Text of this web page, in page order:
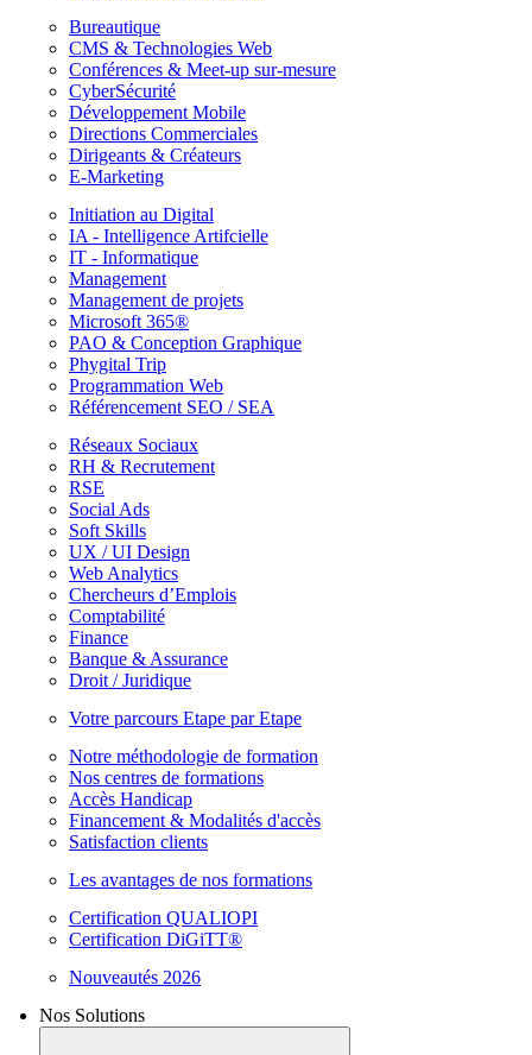
Bureautique
CMS & Technologies Web
Conférences & Meet-up sur-mesure
CyberSécurité
Développement Mobile
Directions Commerciales
Dirigeants & Créateurs
E-Marketing
Initiation au Digital
IA - Intelligence Artifcielle
IT - Informatique
Management
Management de projets
Microsoft 365®
PAO & Conception Graphique
Phygital Trip
Programmation Web
Référencement SEO / SEA
Réseaux Sociaux
RH & Recrutement
RSE
Social Ads
Soft Skills
UX / UI Design
Web Analytics
Chercheurs d’Emplois
Comptabilité
Finance
Banque & Assurance
Droit / Juridique
Votre parcours Etape par Etape
Notre méthodologie de formation
Nos centres de formations
Accès Handicap
Financement & Modalités d'accès
Satisfaction clients
Les avantages de nos formations
Certification QUALIOPI
Certification DiGiTT®
Nouveautés 2026
Nos Solutions